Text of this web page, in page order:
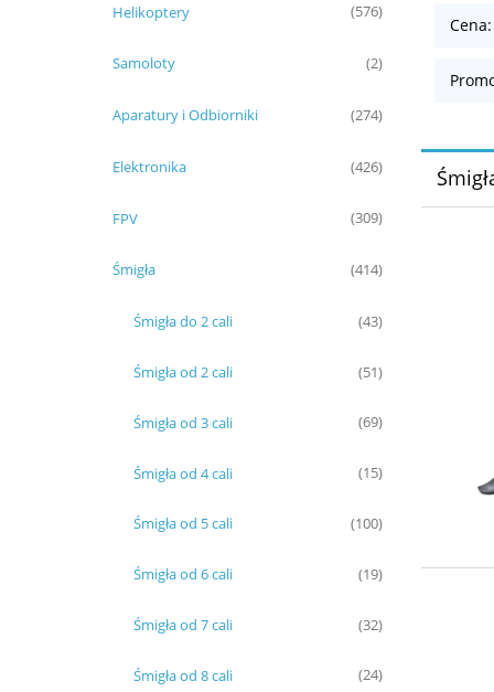
Helikoptery (576)
Samoloty (2)
Aparatury i Odbiorniki (274)
Elektronika (426)
FPV (309)
Śmigła (414)
Śmigła do 2 cali (43)
Śmigła od 2 cali (51)
Śmigła od 3 cali (69)
Śmigła od 4 cali (15)
Śmigła od 5 cali (100)
Śmigła od 6 cali (19)
Śmigła od 7 cali (32)
Śmigła od 8 cali (24)